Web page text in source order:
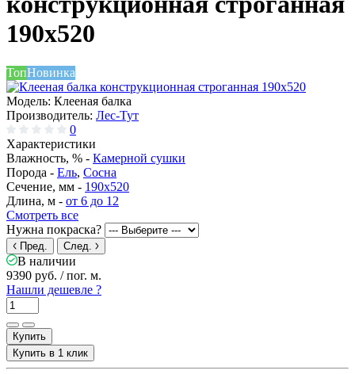
190х520
ТопНовинка
Модель: Клееная балка
Производитель: Лес-Тут
0
Характеристики
Влажность, % - Камерной сушки
Порода - Ель, Сосна
Сечение, мм - 190x520
Длина, м - от 6 до 12
Смотреть все
Нужна покраска?
Пред. След.
В наличии
9390 руб. / пог. м.
Нашли дешевле ?
Купить
Купить в 1 клик